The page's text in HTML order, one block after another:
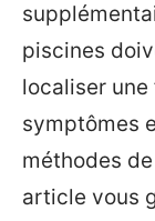
piscines
localiser
symptômes
méthodes
article vous